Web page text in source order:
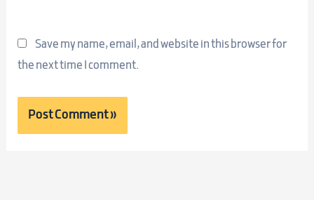
Save my name, email, and website in this browser for
the next time I comment.